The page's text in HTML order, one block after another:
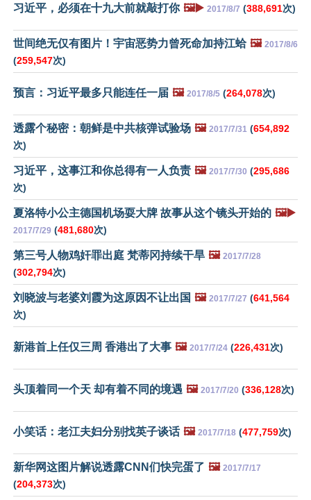
习近平，必须在十九大前就敲打你 🖼️▶️ 2017/8/7 (388,691次)
世间绝无仅有图片！宇宙恶势力曾死命加持江蛤 🖼️ 2017/8/6
(259,547次)
预言：习近平最多只能连任一届 🖼️ 2017/8/5 (264,078次)
透露个秘密：朝鲜是中共核弹试验场 🖼️ 2017/7/31 (654,892
次)
习近平，这事江和你总得有一人负责 🖼️ 2017/7/30 (295,686
次)
夏洛特小公主德国机场耍大牌 故事从这个镜头开始的 🖼️▶️
2017/7/29 (481,680次)
第三号人物鸡奸罪出庭 梵蒂冈持续干旱 🖼️ 2017/7/28
(302,794次)
刘晓波与老婆刘霞为这原因不让出国 🖼️ 2017/7/27 (641,564
次)
新港首上任仅三周 香港出了大事 🖼️ 2017/7/24 (226,431次)
头顶着同一个天 却有着不同的境遇 🖼️ 2017/7/20 (336,128次)
小笑话：老江夫妇分别找英子谈话 🖼️ 2017/7/18 (477,759次)
新华网这图片解说透露CNN们快完蛋了 🖼️ 2017/7/17
(204,373次)